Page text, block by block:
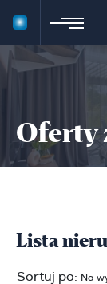
Oferty
Lista
Sortuj po: Na